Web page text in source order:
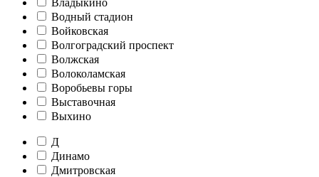
Водный стадион
Войковская
Волгоградский проспект
Волжская
Волоколамская
Воробьевы горы
Выставочная
Выхино
Д
Динамо
Дмитровская